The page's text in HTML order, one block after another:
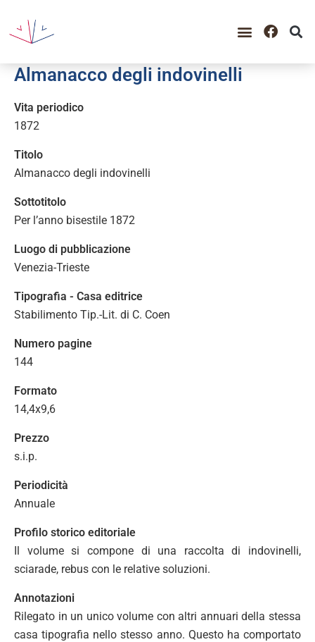
Almanacco degli indovinelli
Vita periodico
1872
Titolo
Almanacco degli indovinelli
Sottotitolo
Per l’anno bisestile 1872
Luogo di pubblicazione
Venezia-Trieste
Tipografia - Casa editrice
Stabilimento Tip.-Lit. di C. Coen
Numero pagine
144
Formato
14,4x9,6
Prezzo
s.i.p.
Periodicità
Annuale
Profilo storico editoriale
Il volume si compone di una raccolta di indovinelli,
sciarade, rebus con le relative soluzioni.
Annotazioni
Rilegato in un unico volume con altri annuari della stessa
casa tipografia nello stesso anno. Questo ha comportato